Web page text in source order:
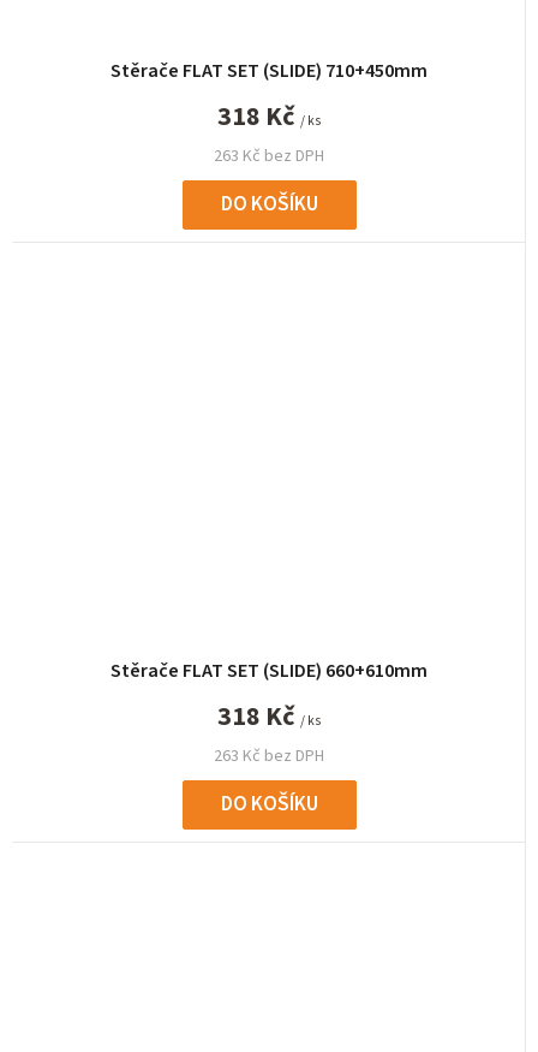
Stěrače FLAT SET (SLIDE) 710+450mm
263 Kč bez DPH
318 Kč / ks
DO KOŠÍKU
Stěrače FLAT SET (SLIDE) 660+610mm
263 Kč bez DPH
318 Kč / ks
DO KOŠÍKU